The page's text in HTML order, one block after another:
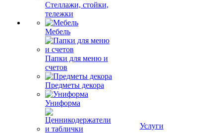
Стеллажи, стойки,
тележки
Мебель
Папки для меню и
счетов
Предметы декора
Униформа
Услуги